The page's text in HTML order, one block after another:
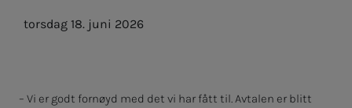
torsdag 18. juni 2026
– Vi er godt fornøyd med det vi har fått til. Avtalen er blitt